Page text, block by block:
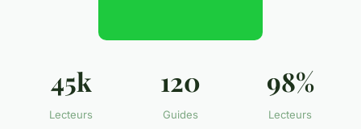
45k
Lecteurs
120
Guides
98%
Lecteurs